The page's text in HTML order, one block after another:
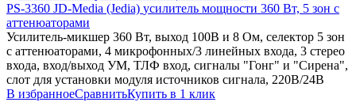
PS-3360 JD-Media (Jedia) усилитель мощности 360 Вт, 5 зон с
аттенюаторами
Усилитель-микшер 360 Вт, выход 100В и 8 Ом, селектор 5 зон
с аттенюаторами, 4 микрофонных/3 линейных входа, 3 стерео
входа, вход/выход УМ, ТЛФ вход, сигналы "Гонг" и "Сирена",
слот для установки модуля источников сигнала, 220В/24В
В избранноеСравнитьКупить в 1 клик